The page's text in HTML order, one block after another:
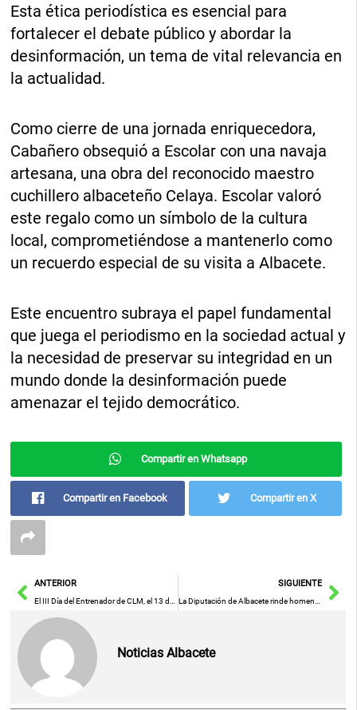
Esta ética periodística es esencial para
fortalecer el debate público y abordar la
desinformación, un tema de vital relevancia en
la actualidad.
Como cierre de una jornada enriquecedora,
Cabañero obsequió a Escolar con una navaja
artesana, una obra del reconocido maestro
cuchillero albaceteño Celaya. Escolar valoró
este regalo como un símbolo de la cultura
local, comprometiéndose a mantenerlo como
un recuerdo especial de su visita a Albacete.
Este encuentro subraya el papel fundamental
que juega el periodismo en la sociedad actual y
la necesidad de preservar su integridad en un
mundo donde la desinformación puede
amenazar el tejido democrático.
Compartir en Whatsapp
Compartir en Facebook Compartir en X
AntANTERIOR
El III Día del Entrenador de CLM, el 13 de junio en Alcázar de San Juan
SIGUIENTE
La Diputación de Albacete rinde homenaje a Domingo Henares Martínez y reafirma su apoyo a la cultura
Noticias Albacete